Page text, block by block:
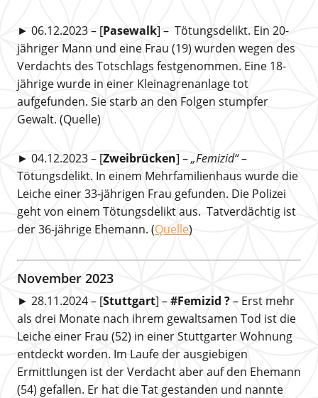
► 06.12.2023 – [Pasewalk] – Tötungsdelikt. Ein 20-
jähriger Mann und eine Frau (19) wurden wegen des
Verdachts des Totschlags festgenommen. Eine 18-
jährige wurde in einer Kleinagrenanlage tot
aufgefunden. Sie starb an den Folgen stumpfer
Gewalt. (Quelle)
► 04.12.2023 – [Zweibrücken] –„Femizid“–
Tötungsdelikt. In einem Mehrfamilienhaus wurde die
Leiche einer 33-jährigen Frau gefunden. Die Polizei
geht von einem Tötungsdelikt aus. Tatverdächtig ist
der 36-jährige Ehemann. (Quelle)
November 2023
► 28.11.2024 – [Stuttgart] –#Femizid ?– Erst mehr
als drei Monate nach ihrem gewaltsamen Tod ist die
Leiche einer Frau (52) in einer Stuttgarter Wohnung
entdeckt worden. Im Laufe der ausgiebigen
Ermittlungen ist der Verdacht aber auf den Ehemann
(54) gefallen. Er hat die Tat gestanden und nannte